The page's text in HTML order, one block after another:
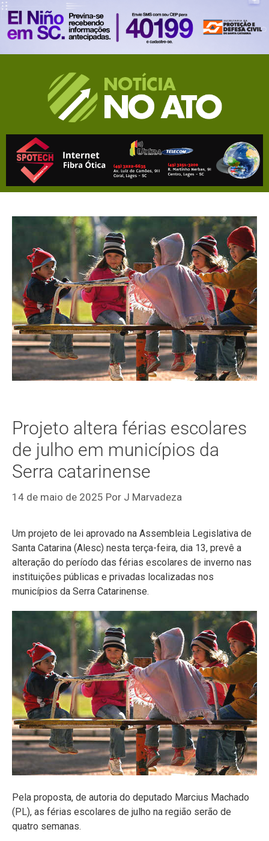
Projeto altera férias escolares
de julho em municípios da
Serra catarinense
14 de maio de 2025 Por J Marvadeza
Um projeto de lei aprovado na Assembleia Legislativa de
Santa Catarina (Alesc) nesta terça-feira, dia 13, prevê a
alteração do período das férias escolares de inverno nas
instituições públicas e privadas localizadas nos
municípios da Serra Catarinense.
Pela proposta, de autoria do deputado Marcius Machado
(PL), as férias escolares de julho na região serão de
quatro semanas.